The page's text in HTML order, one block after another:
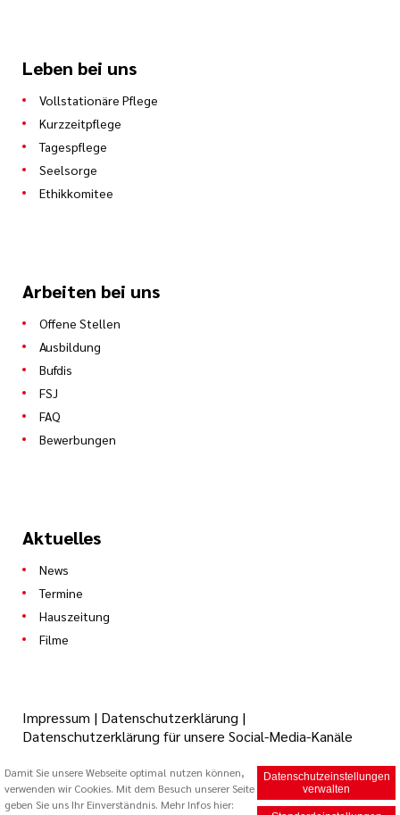
Leben bei uns
Vollstationäre Pflege
Kurzzeitpflege
Tagespflege
Seelsorge
Ethikkomitee
Arbeiten bei uns
Offene Stellen
Ausbildung
Bufdis
FSJ
FAQ
Bewerbungen
Aktuelles
News
Termine
Hauszeitung
Filme
© 2026 Caritas Trägergesellschaft Saarbrücken mbH (cts)
Impressum | Datenschutzerklärung |
Datenschutzerklärung für unsere Social-Media-Kanäle
Datenschutzeinstellungen
verwalten
Damit Sie unsere Webseite optimal nutzen können,
verwenden wir Cookies. Mit dem Besuch unserer Seite
geben Sie uns Ihr Einverständnis. Mehr Infos hier: